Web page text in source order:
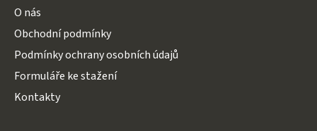
O nás
Obchodní podmínky
Podmínky ochrany osobních údajů
Formuláře ke stažení
Kontakty